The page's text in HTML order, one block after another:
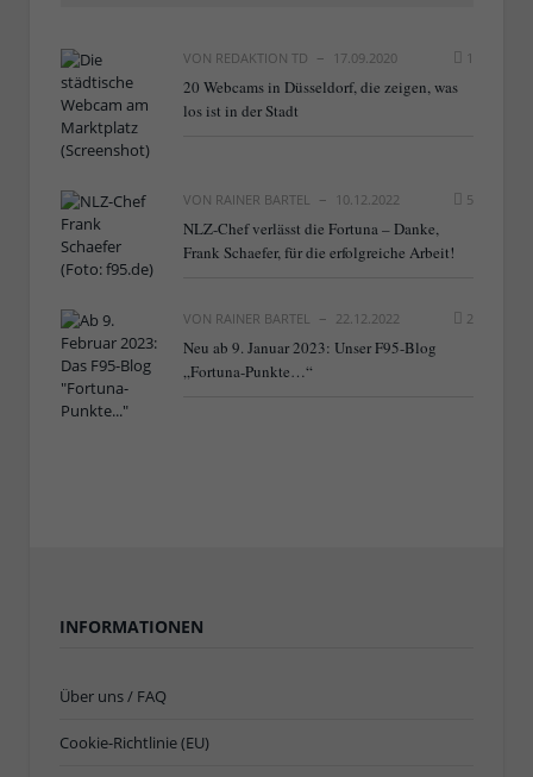
VON REDAKTION TD 17.09.2020 1
20 Webcams in Düsseldorf, die zeigen, was
los ist in der Stadt
VON RAINER BARTEL 10.12.2022 5
NLZ-Chef verlässt die Fortuna – Danke,
Frank Schaefer, für die erfolgreiche Arbeit!
VON RAINER BARTEL 22.12.2022 2
Neu ab 9. Januar 2023: Unser F95-Blog
„Fortuna-Punkte…“
INFORMATIONEN
Über uns / FAQ
Cookie-Richtlinie (EU)